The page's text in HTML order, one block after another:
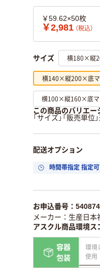
￥59.62×50枚
￥2,981 （税込）
サイズ 横180×縦
横140×縦200×底
横100×縦160×底マ
この商品のバリエー
「サイズ」「販売単
配送オプション
時間帯指定 指定可
お申込番号：
メーカー：生産日本
アスクル商品環境ス
容器
包装
環境
使用